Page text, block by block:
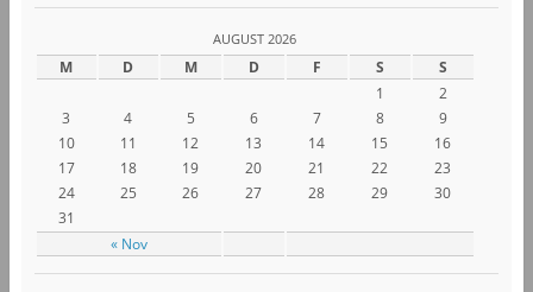
AUGUST 2026
M D M D F S S
« Nov
1
2
3
4 5 6 7 8
9
10
11 12 13 14 15
16
17
18 19 20 21 22
23
24
25 26 27 28 29
30
31